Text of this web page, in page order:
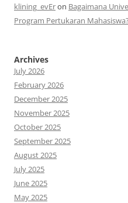
klining_evEron Bagaimana
Program Pertukaran Mahasiswa?
Archives
July 2026
February 2026
December 2025
November 2025
October 2025
September 2025
August 2025
July 2025
June 2025
May 2025